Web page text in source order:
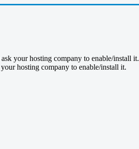
your hosting company to enable/install it.
hosting company to enable/install it.